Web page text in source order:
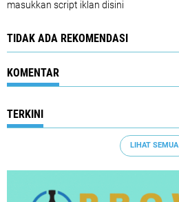
masukkan script iklan disini
TIDAK ADA REKOMENDASI
KOMENTAR
TERKINI
LIHAT SEMUA